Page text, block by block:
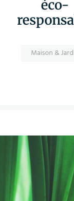
éco-
Maison &